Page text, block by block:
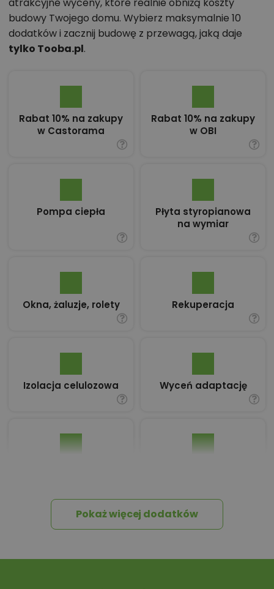
budowy Twojego domu. Wybierz maksymalnie 10
dodatków i zacznij budowę z przewagą, jaką daje
tylko Tooba.pl.
Rabat 10% na zakupy
w Castorama
Rabat 10% na zakupy
w OBI
Pompa ciepła
Płyta styropianowa
na wymiar
Okna, żaluzje, rolety Rekuperacja
Izolacja celulozowa Wyceń adaptację
Tablica informacyjna
Przydomowa
Pokaż więcej dodatków